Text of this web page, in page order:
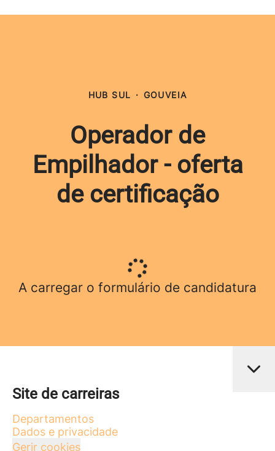
HUB SUL · GOUVEIA
Operador de
Empilhador - oferta
de certificação
A carregar o formulário de candidatura
Site de carreiras
Departamentos
Dados e privacidade
Gerir cookies